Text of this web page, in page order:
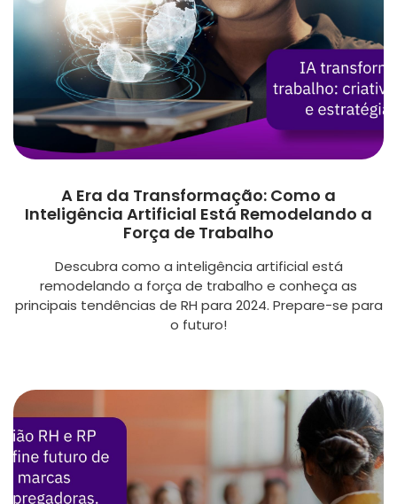
A Era da Transformação: Como a
Inteligência Artificial Está Remodelando a
Força de Trabalho
Descubra como a inteligência artificial está
remodelando a força de trabalho e conheça as
principais tendências de RH para 2024. Prepare-se para
o futuro!